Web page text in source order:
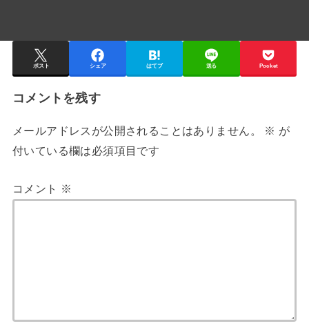
ポスト シェア はてブ 送る Pocket
コメントを残す
メールアドレスが公開されることはありません。 ※ が
付いている欄は必須項目です
コメント ※